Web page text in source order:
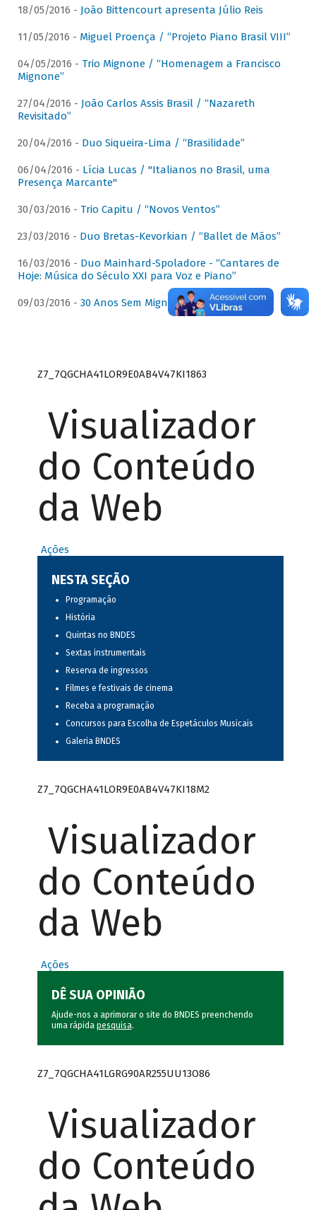
18/05/2016 - João Bittencourt apresenta Júlio Reis
11/05/2016 - Miguel Proença / “Projeto Piano Brasil VIII”
04/05/2016 - Trio Mignone / “Homenagem a Francisco
Mignone”
27/04/2016 - João Carlos Assis Brasil / “Nazareth
Revisitado”
20/04/2016 - Duo Siqueira-Lima / “Brasilidade”
06/04/2016 - Lícia Lucas / "Italianos no Brasil, uma
Presença Marcante"
30/03/2016 - Trio Capitu / “Novos Ventos”
23/03/2016 - Duo Bretas-Kevorkian / “Ballet de Mãos”
16/03/2016 - Duo Mainhard-Spoladore - “Cantares de
Hoje: Música do Século XXI para Voz e Piano”
09/03/2016 - 30 Anos Sem Mignone
Z7_7QGCHA41LOR9E0AB4V47KI1863
Visualizador
do Conteúdo
da Web
Ações
NESTA SEÇÃO
Programação
História
Quintas no BNDES
Sextas instrumentais
Reserva de ingressos
Filmes e festivais de cinema
Receba a programação
Concursos para Escolha de Espetáculos Musicais
Galeria BNDES
Z7_7QGCHA41LOR9E0AB4V47KI18M2
Visualizador
do Conteúdo
da Web
Ações
DÊ SUA OPINIÃO
Ajude-nos a aprimorar o site do BNDES preenchendo
uma rápida pesquisa.
Z7_7QGCHA41LGRG90AR255UU13O86
Visualizador
do Conteúdo